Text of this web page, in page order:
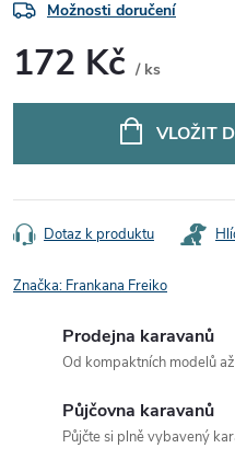
Možnosti doručení
172 Kč / ks
VLOŽIT
Dotaz k produktu
Značka: Frankana Freiko
Prodejna karavanů
Od kompaktních modelů
Půjčovna karavanů
Půjčte si plně vybavený